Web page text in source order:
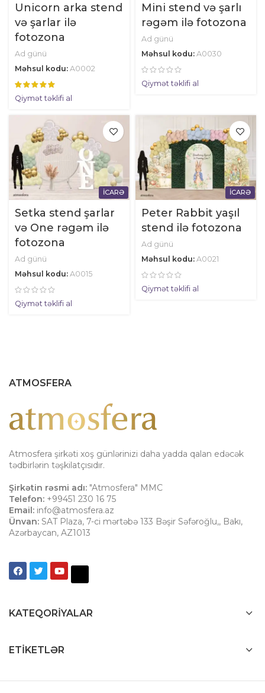
Unicorn arka stend
və şarlar ilə
fotozona
Ad günü
Məhsul kodu: A0002
Qiymət təklifi al
Mini stend və şarlı
rəgəm ilə fotozona
Ad günü
Məhsul kodu: A0030
Qiymət təklifi al
İCARƏ
Setka stend şarlar
və One rəgəm ilə
fotozona
Ad günü
Məhsul kodu: A0015
Qiymət təklifi al
İCARƏ
Peter Rabbit yaşıl
stend ilə fotozona
Ad günü
Məhsul kodu: A0021
Qiymət təklifi al
ATMOSFERA
Atmosfera şirkəti xoş günlərinizi daha yadda qalan edəcək
tədbirlərin təşkilatçısıdır.
Şirkətin rəsmi adı: "Atmosfera" MMC
Telefon: +99451 230 16 75
Email: info@atmosfera.az
Ünvan: SAT Plaza, 7-ci mərtəbə 133 Bəşir Səfəroğlu,, Bakı,
Azərbaycan, AZ1013
KATEQORIYALAR
ETIKETLƏR